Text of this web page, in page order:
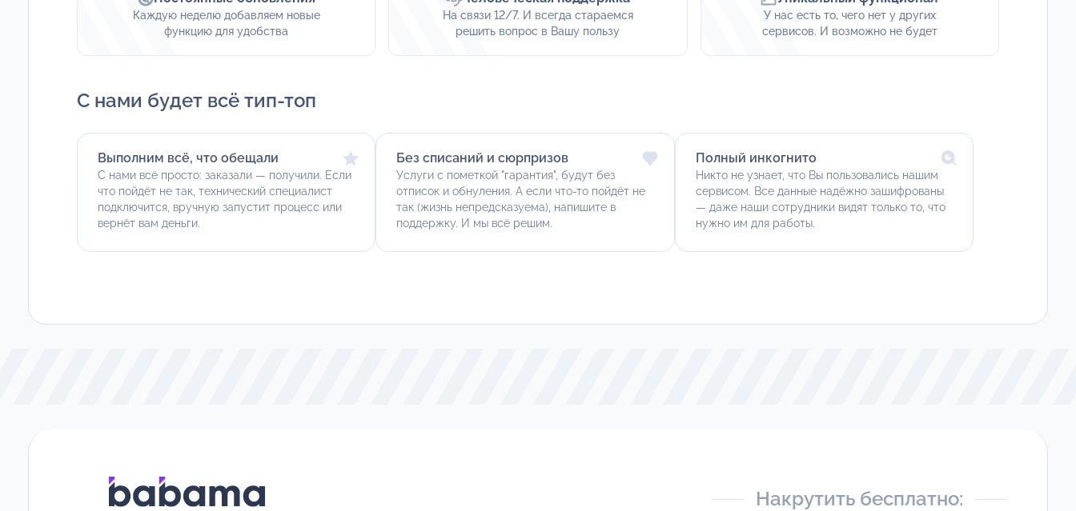
Каждую неделю добавляем новые
функцию для удобства
На связи 12/7. И всегда стараемся
решить вопрос в Вашу пользу
У нас есть то, чего нет у других
сервисов. И возможно не будет
С нами будет всё тип-топ
Выполним всё, что обещали
С нами всё просто: заказали — получили. Если
что пойдёт не так, технический специалист
подключится, вручную запустит процесс или
вернёт вам деньги.
Без списаний и сюрпризов
Услуги с пометкой "гарантия", будут без
отписок и обнуления. А если что-то пойдёт не
так (жизнь непредсказуема), напишите в
поддержку. И мы всё решим.
Полный инкогнито
Никто не узнает, что Вы пользовались нашим
сервисом. Все данные надёжно зашифрованы
— даже наши сотрудники видят только то, что
нужно им для работы.
Накрутить бесплатно: